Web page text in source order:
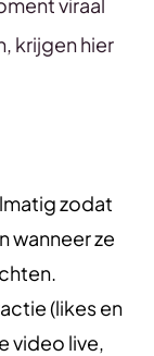
krijgen hier
zodat
wanneer ze
(likes en
video live,